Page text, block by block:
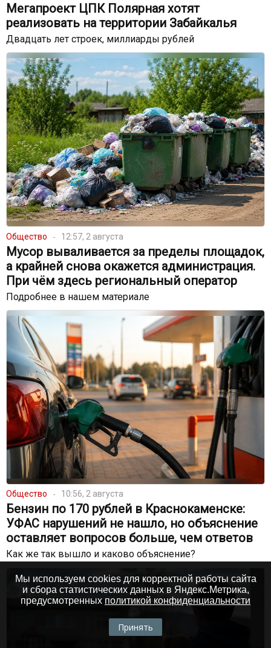
Мегапроект ЦПК Полярная хотят
реализовать на территории Забайкалья
Двадцать лет строек, миллиарды рублей
Общество 12:57, 2 августа
Мусор вываливается за пределы площадок,
а крайней снова окажется администрация.
При чём здесь региональный оператор
Подробнее в нашем материале
Общество 10:56, 2 августа
Бензин по 170 рублей в Краснокаменске:
УФАС нарушений не нашло, но объяснение
оставляет вопросов больше, чем ответов
Как же так вышло и каково объяснение?
Мы используем cookies для корректной работы сайта
и сбора статистических данных в Яндекс.Метрика,
предусмотренных политикой конфиденциальности
Принять